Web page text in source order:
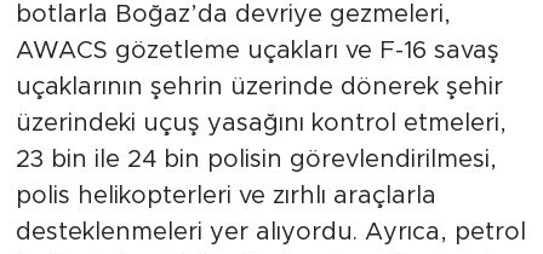
botlarla Boğaz’da devriye gezmeleri,
AWACS gözetleme uçakları ve F-16 savaş
uçaklarının şehrin üzerinde dönerek şehir
üzerindeki uçuş yasağını kontrol etmeleri,
23 bin ile 24 bin polisin görevlendirilmesi,
polis helikopterleri ve zırhlı araçlarla
desteklenmeleri yer alıyordu. Ayrıca, petrol